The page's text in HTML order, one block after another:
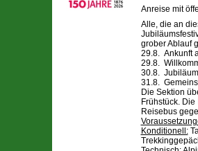
Anreise mit
Alle, die an
grober Ablauf
29.8. Ankunft
29.8.
30.8.
31.8.
Die Sektion
Frühstück.
Reisebus
Konditionell: